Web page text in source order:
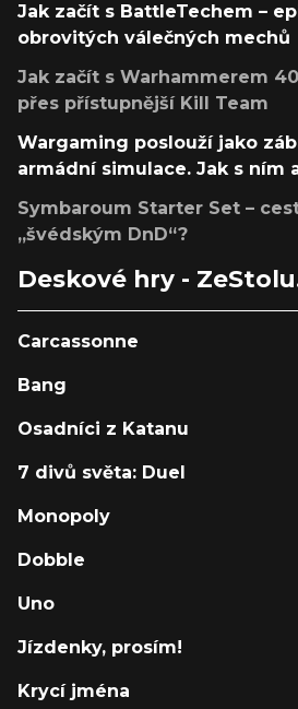
Jak začít s BattleTechem –
obrovitých válečných mechů
Jak začít s Warhammerem
přes přístupnější Kill Team
Wargaming poslouží jako
armádní simulace. Jak s ním
Symbaroum Starter Set –
„švédským DnD“?
Deskové hry -
Carcassonne
Bang
Osadníci z Katanu
7 divů světa: Duel
Monopoly
Dobble
Uno
Jízdenky, prosím!
Krycí jména